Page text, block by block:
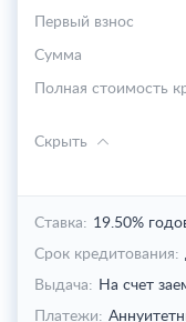
Первый взнос
Cумма
Полная стоимость
Скрыть
Ставка: 19.50%
Срок кредитования:
Выдача: На счет
Платежи: